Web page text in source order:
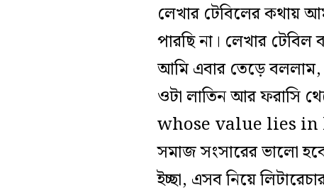
লেখার টেবিলের কথায়
পারছি না। লেখার
আমি এবার তেড়ে বললাম,
ওটা লাতিন আর ফরাসি
whose value lies in
সমাজ সংসারের ভালো
ইচ্ছা, এসব নিয়ে